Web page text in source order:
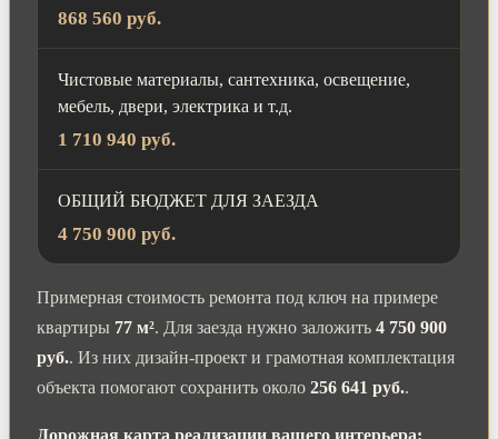
868 560 руб.
Чистовые материалы, сантехника, освещение,
мебель, двери, электрика и т.д.
1 710 940 руб.
ОБЩИЙ БЮДЖЕТ ДЛЯ ЗАЕЗДА
4 750 900 руб.
Примерная стоимость ремонта под ключ на примере
квартиры 77 м². Для заезда нужно заложить 4 750 900
руб.. Из них дизайн-проект и грамотная комплектация
объекта помогают сохранить около 256 641 руб..
Дорожная карта реализации вашего интерьера: